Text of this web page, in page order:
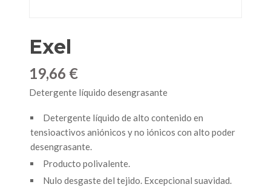
Exel
19,66 €
Detergente líquido desengrasante
Detergente líquido de alto contenido en
tensioactivos aniónicos y no iónicos con alto poder
desengrasante.
Producto polivalente.
Nulo desgaste del tejido. Excepcional suavidad.